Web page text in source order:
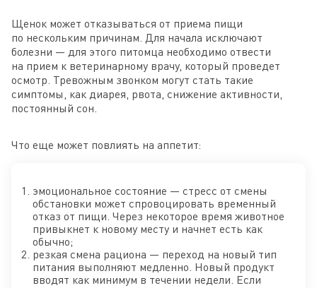
Щенок может отказываться от приема пищи
по нескольким причинам. Для начала исключают
болезни — для этого питомца необходимо отвести
на прием к ветеринарному врачу, который проведет
осмотр. Тревожным звонком могут стать такие
симптомы, как диарея, рвота, снижение активности,
постоянный сон.
Что еще может повлиять на аппетит:
эмоциональное состояние — стресс от смены
обстановки может спровоцировать временный
отказ от пищи. Через некоторое время животное
привыкнет к новому месту и начнет есть как
обычно;
резкая смена рациона — переход на новый тип
питания выполняют медленно. Новый продукт
вводят как минимум в течении недели. Если